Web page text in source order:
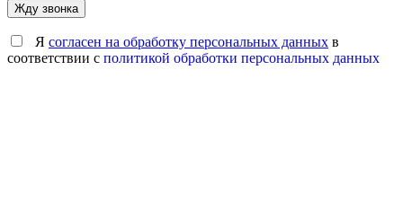
Жду звонка
Я согласен на обработку персональных данных в
соответствии с политикой обработки персональных данных